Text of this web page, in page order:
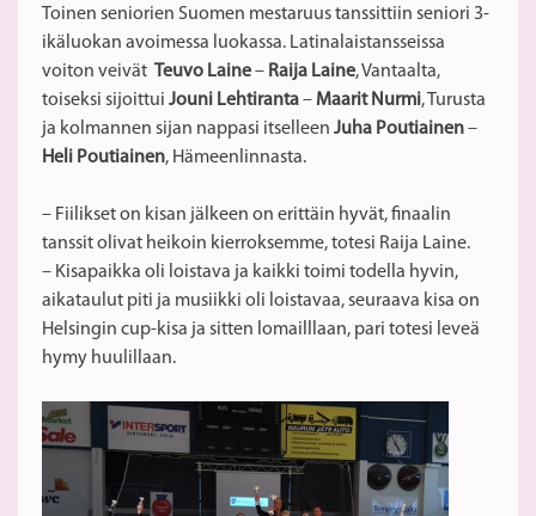
Toinen seniorien Suomen mestaruus tanssittiin seniori 3-
ikäluokan avoimessa luokassa. Latinalaistansseissa
voiton veivät Teuvo Laine– Raija Laine, Vantaalta,
toiseksi sijoittui Jouni Lehtiranta– Maarit Nurmi, Turusta
ja kolmannen sijan nappasi itselleen Juha Poutiainen–
Heli Poutiainen, Hämeenlinnasta.
– Fiilikset on kisan jälkeen on erittäin hyvät, finaalin
tanssit olivat heikoin kierroksemme, totesi Raija Laine.
– Kisapaikka oli loistava ja kaikki toimi todella hyvin,
aikataulut piti ja musiikki oli loistavaa, seuraava kisa on
Helsingin cup-kisa ja sitten lomailllaan, pari totesi leveä
hymy huulillaan.